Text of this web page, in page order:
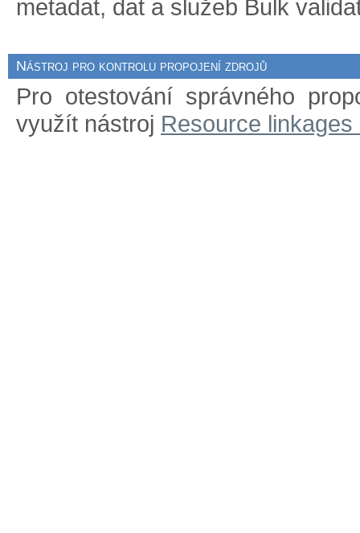
metadat, dat a služeb Bulk
Nástroj pro kontrolu propojení zdrojů
Pro otestování správného
využít nástroj Resource